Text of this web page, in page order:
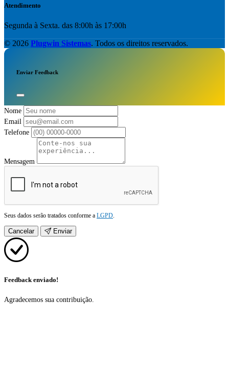
Atendimento
Segunda à Sexta. das 8:00h às 17:00h
© 2026 Plugwin Sistemas. Todos os direitos reservados.
Enviar Feedback
Nome
Email
Telefone
Mensagem
Seus dados serão tratados conforme a LGPD.
Cancelar Enviar
Feedback enviado!
Agradecemos sua contribuição.